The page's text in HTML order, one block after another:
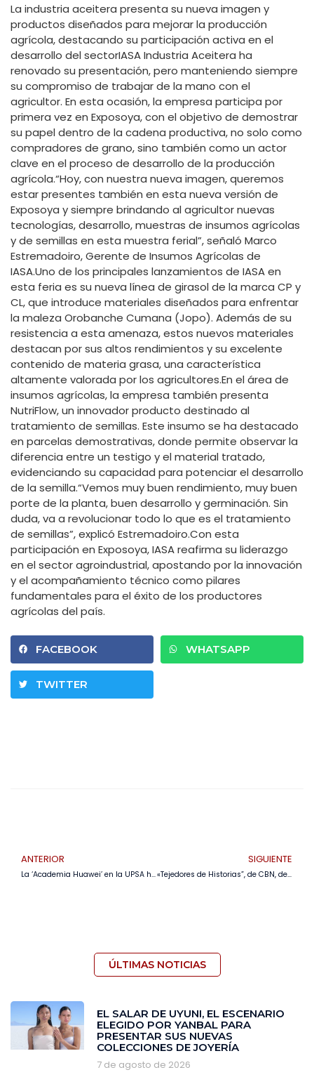
La industria aceitera presenta su nueva imagen y
productos diseñados para mejorar la producción
agrícola, destacando su participación activa en el
desarrollo del sectorIASA Industria Aceitera ha
renovado su presentación, pero manteniendo siempre
su compromiso de trabajar de la mano con el
agricultor. En esta ocasión, la empresa participa por
primera vez en Exposoya, con el objetivo de demostrar
su papel dentro de la cadena productiva, no solo como
compradores de grano, sino también como un actor
clave en el proceso de desarrollo de la producción
agrícola.“Hoy, con nuestra nueva imagen, queremos
estar presentes también en esta nueva versión de
Exposoya y siempre brindando al agricultor nuevas
tecnologías, desarrollo, muestras de insumos agrícolas
y de semillas en esta muestra ferial”, señaló Marco
Estremadoiro, Gerente de Insumos Agrícolas de
IASA.Uno de los principales lanzamientos de IASA en
esta feria es su nueva línea de girasol de la marca CP y
CL, que introduce materiales diseñados para enfrentar
la maleza Orobanche Cumana (Jopo). Además de su
resistencia a esta amenaza, estos nuevos materiales
destacan por sus altos rendimientos y su excelente
contenido de materia grasa, una característica
altamente valorada por los agricultores.En el área de
insumos agrícolas, la empresa también presenta
NutriFlow, un innovador producto destinado al
tratamiento de semillas. Este insumo se ha destacado
en parcelas demostrativas, donde permite observar la
diferencia entre un testigo y el material tratado,
evidenciando su capacidad para potenciar el desarrollo
de la semilla.“Vemos muy buen rendimiento, muy buen
porte de la planta, buen desarrollo y germinación. Sin
duda, va a revolucionar todo lo que es el tratamiento
de semillas”, explicó Estremadoiro.Con esta
participación en Exposoya, IASA reafirma su liderazgo
en el sector agroindustrial, apostando por la innovación
y el acompañamiento técnico como pilares
fundamentales para el éxito de los productores
agrícolas del país.
FACEBOOK WHATSAPP
TWITTER
ANTERIOR
La ‘Academia Huawei’ en la UPSA hará énfasis en computación en la nube e inteligencia artificial
SIGUIENTE
«Tejedores de Historias”, de CBN, destaca el rol del periodismo como constructor de identidad boliviana
ÚLTIMAS NOTICIAS
EL SALAR DE UYUNI, EL ESCENARIO
ELEGIDO POR YANBAL PARA
PRESENTAR SUS NUEVAS
COLECCIONES DE JOYERÍA
7 de agosto de 2026